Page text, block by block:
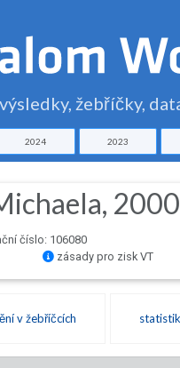
žebříčky,
2024 2023
2000
číslo: 106080
zásady pro zisk VT
v žebříčcích